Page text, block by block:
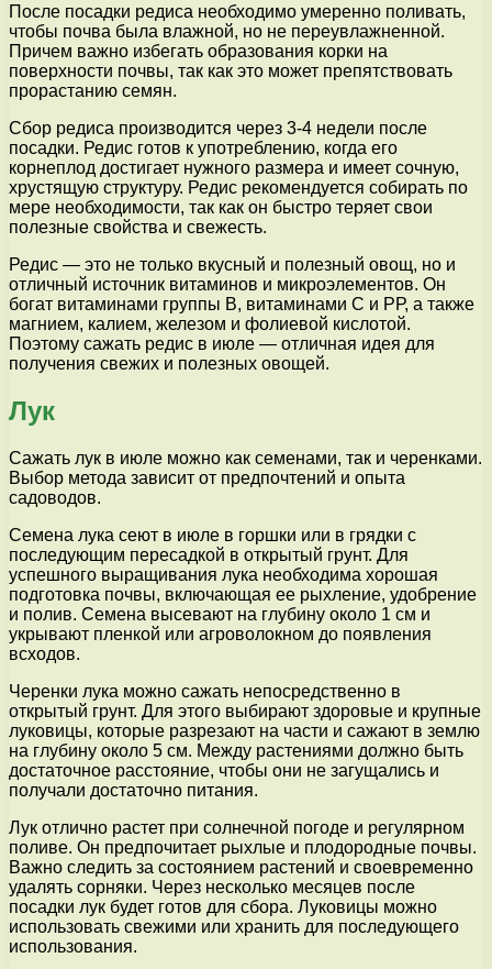
После посадки редиса необходимо умеренно поливать,
чтобы почва была влажной, но не переувлажненной.
Причем важно избегать образования корки на
поверхности почвы, так как это может препятствовать
прорастанию семян.
Сбор редиса производится через 3-4 недели после
посадки. Редис готов к употреблению, когда его
корнеплод достигает нужного размера и имеет сочную,
хрустящую структуру. Редис рекомендуется собирать по
мере необходимости, так как он быстро теряет свои
полезные свойства и свежесть.
Редис — это не только вкусный и полезный овощ, но и
отличный источник витаминов и микроэлементов. Он
богат витаминами группы В, витаминами С и РР, а также
магнием, калием, железом и фолиевой кислотой.
Поэтому сажать редис в июле — отличная идея для
получения свежих и полезных овощей.
Лук
Сажать лук в июле можно как семенами, так и черенками.
Выбор метода зависит от предпочтений и опыта
садоводов.
Семена лука сеют в июле в горшки или в грядки с
последующим пересадкой в открытый грунт. Для
успешного выращивания лука необходима хорошая
подготовка почвы, включающая ее рыхление, удобрение
и полив. Семена высевают на глубину около 1 см и
укрывают пленкой или агроволокном до появления
всходов.
Черенки лука можно сажать непосредственно в
открытый грунт. Для этого выбирают здоровые и крупные
луковицы, которые разрезают на части и сажают в землю
на глубину около 5 см. Между растениями должно быть
достаточное расстояние, чтобы они не загущались и
получали достаточно питания.
Лук отлично растет при солнечной погоде и регулярном
поливе. Он предпочитает рыхлые и плодородные почвы.
Важно следить за состоянием растений и своевременно
удалять сорняки. Через несколько месяцев после
посадки лук будет готов для сбора. Луковицы можно
использовать свежими или хранить для последующего
использования.